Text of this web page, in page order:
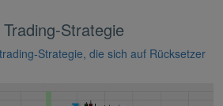
Strategie
Strategie, die sich auf Rücksetzer